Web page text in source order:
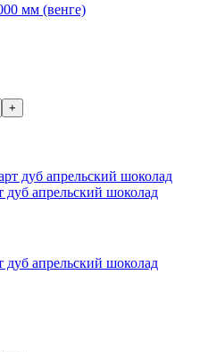
мм (венге)
+
апрельский шоколад
апрельский шоколад